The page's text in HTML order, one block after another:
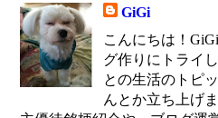
GiGi
こんにちは！
グ作りにトライ
との生活のトピ
んとか立ち上げ